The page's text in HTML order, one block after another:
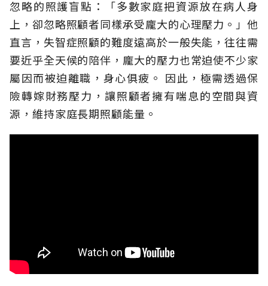
忽略的照護盲點：「多數家庭把資源放在病人身
上，卻忽略照顧者同樣承受龐大的心理壓力。」他
直言，失智症照顧的難度遠高於一般失能，往往需
要近乎全天候的陪伴，龐大的壓力也常迫使不少家
屬因而被迫離職，身心俱疲。 因此，極需透過保
險轉嫁財務壓力，讓照顧者擁有喘息的空間與資
源，維持家庭長期照顧能量。